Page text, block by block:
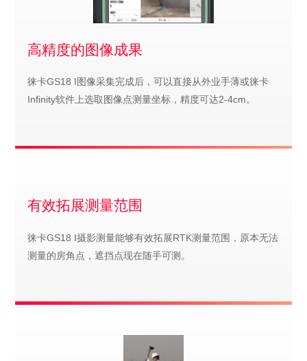
高精度的图像成果
徕卡GS18 I图像采集完成后，可以直接从外业手薄或徕卡
Infinity软件上选取图像点测量坐标，精度可达2-4cm。
有效拓展测量范围
徕卡GS18 I摄影测量能够有效拓展RTK测量范围，原本无法
测量的房角点，遮挡点现在随手可测。